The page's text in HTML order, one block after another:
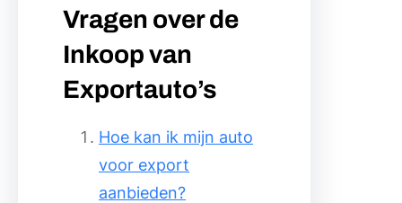
Vragen over de
Inkoop van
Exportauto’s
Hoe kan ik mijn auto
voor export
aanbieden?